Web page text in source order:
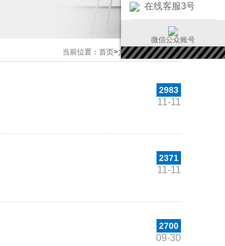
当前位置： 首页>文章中心>行业新闻
2983
11-11
2371
11-11
2700
09-30
在线客服3号
微信公众账号